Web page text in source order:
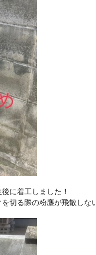
に着工しました！
切る際の粉塵が飛散しな